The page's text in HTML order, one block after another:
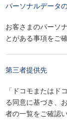
パーソナルデータ
お客さまのパーソ
とがある事項をご
第三者提供先
「ドコモまたはド
る同意に基づき、
者の一覧をご確認